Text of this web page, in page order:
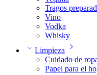
Tragos
Vino
Vodka
Whisky
Limpieza
Cuidado de
Papel para el
Mike´s Lata
+
Agregar
-11%Limitado